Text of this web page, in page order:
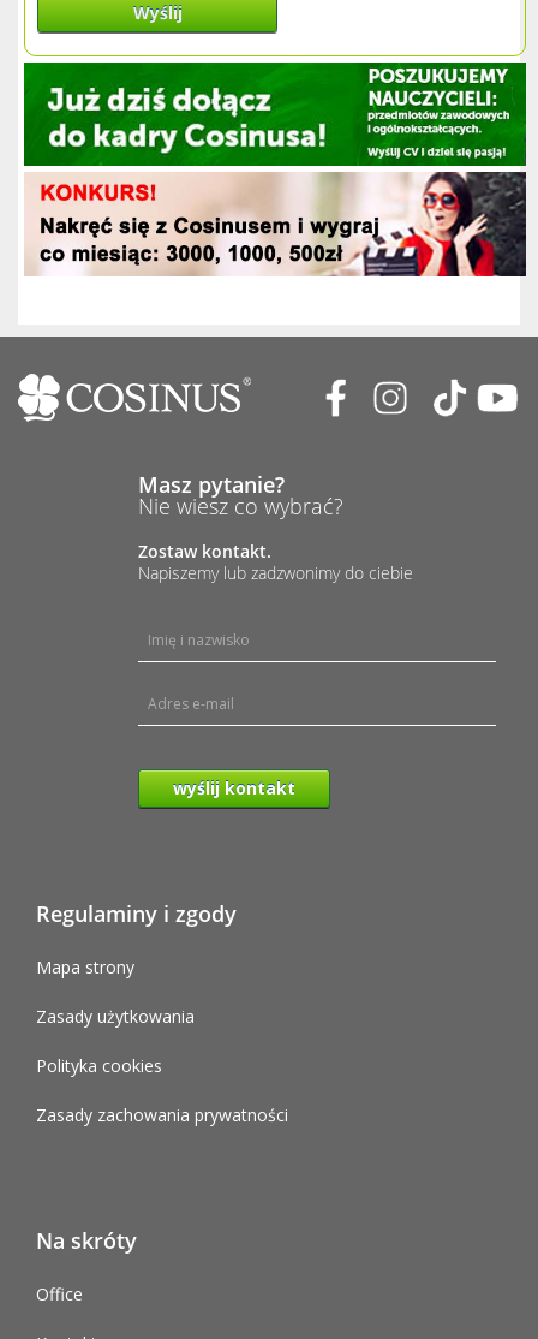
Wyślij
Masz pytanie?
Nie wiesz co wybrać?
Zostaw kontakt.
Napiszemy lub zadzwonimy do ciebie
wyślij kontakt
Regulaminy i zgody
Mapa strony
Zasady użytkowania
Polityka cookies
Zasady zachowania prywatności
Na skróty
Office